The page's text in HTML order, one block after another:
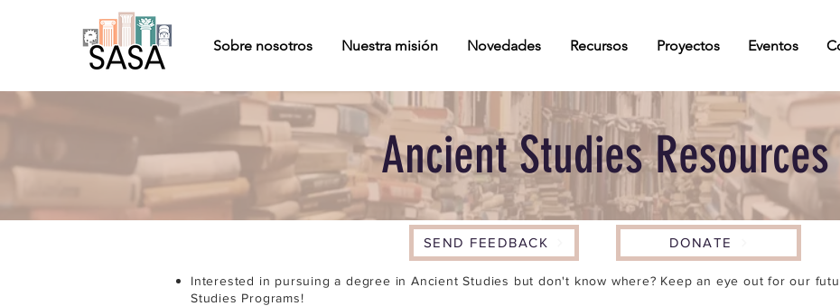
Sobre nosotros Nuestra misión Novedades Recursos Proyectos Eventos
Ancient Studies Resources
SEND FEEDBACK DONATE
Interested in pursuing a degree in Ancient Studies but don't know where? Keep an eye out for our
Studies Programs!